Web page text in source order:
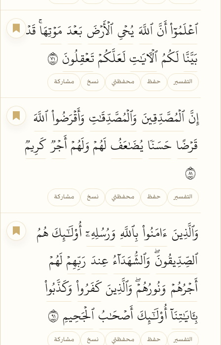
ٱعۡلَمُوٓاْأَنَّٱللَّهَ يُحۡيِ ٱلۡأَرۡضَ بَعۡدَ مَوۡتِهَاۚقَدۡ
بَيَّنَّالَكُمُٱلۡأٓيَٰتِلَعَلَّكُمۡتَعۡقِلُونَ
التفسير حفظ محفظتي نسخ مشاركة
إِنَّٱلۡمُصَّدِّقِينَ وَٱلۡمُصَّدِّقَٰتِ وَأَقۡرَضُواْٱللَّهَ
قَرۡضًا حَسَنٗا يُضَٰعَفُ لَهُمۡ وَلَهُمۡأَجۡرٞكَرِيمٞ
التفسير حفظ محفظتي نسخ مشاركة
وَٱلَّذِينَ ءَامَنُواْ بِٱللَّهِ وَرُسُلِهِۦٓأُوْلَٰٓئِكَ هُمُ
ٱلصِّدِّيقُونَۖ وَٱلشُّهَدَآءُعِندَ رَبِّهِمۡلَهُمۡ
أَجۡرُهُمۡ وَنُورُهُمۡۖوَٱلَّذِينَكَفَرُواْ وَكَذَّبُواْ
بِـَٔايَٰتِنَآأُوْلَٰٓئِكَأَصۡحَٰبُٱلۡجَحِيمِ
التفسير حفظ محفظتي نسخ مشاركة